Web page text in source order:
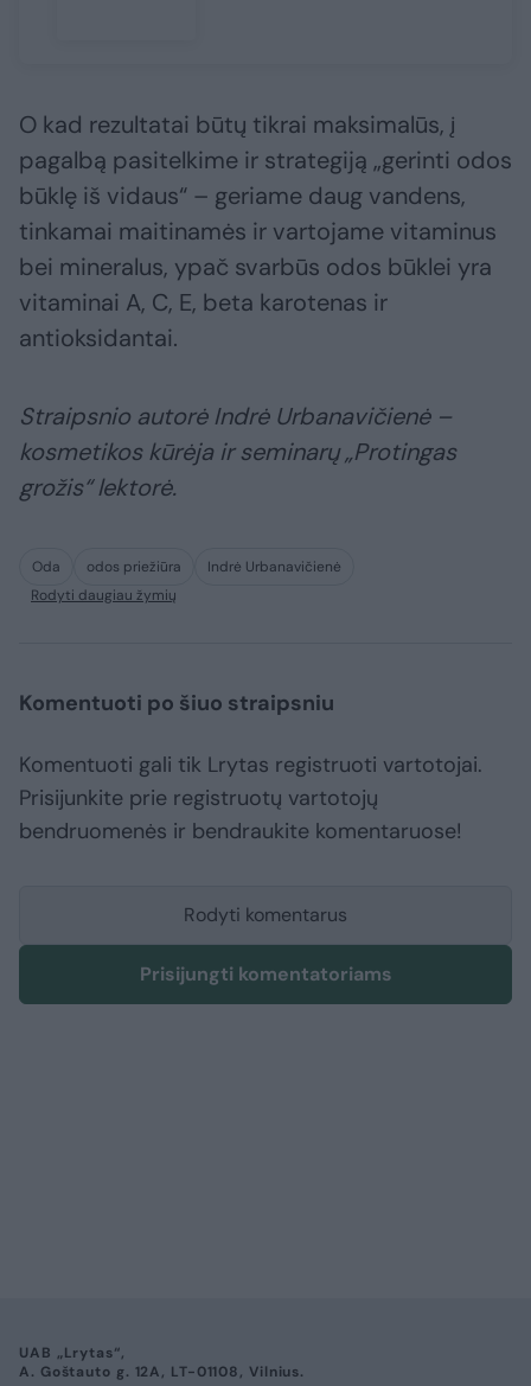
O kad rezultatai būtų tikrai maksimalūs, į
pagalbą pasitelkime ir strategiją „gerinti odos
būklę iš vidaus“ – geriame daug vandens,
tinkamai maitinamės ir vartojame vitaminus
bei mineralus, ypač svarbūs odos būklei yra
vitaminai A, C, E, beta karotenas ir
antioksidantai.
Straipsnio autorė Indrė Urbanavičienė –
kosmetikos kūrėja ir seminarų „Protingas
grožis“ lektorė.
Oda odos priežiūra
Indrė Urbanavičienė
Rodyti daugiau žymių
Komentuoti po šiuo straipsniu
Komentuoti gali tik Lrytas registruoti vartotojai.
Prisijunkite prie registruotų vartotojų
bendruomenės ir bendraukite komentaruose!
Rodyti komentarus
Prisijungti komentatoriams
UAB „Lrytas“,
A. Goštauto g. 12A, LT-01108, Vilnius.